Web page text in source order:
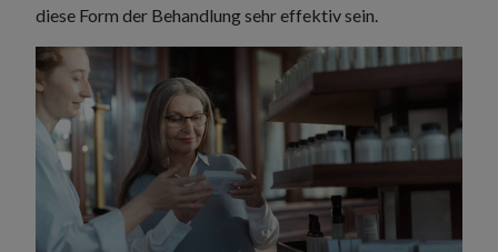
diese Form der Behandlung sehr effektiv sein.